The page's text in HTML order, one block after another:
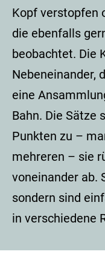
Kopf verstopfen
die ebenfalls
beobachtet. Die
Nebeneinander,
eine
Bahn. Die Sätze
Punkten zu –
mehreren – sie
voneinander ab.
sondern sind
in verschiedene